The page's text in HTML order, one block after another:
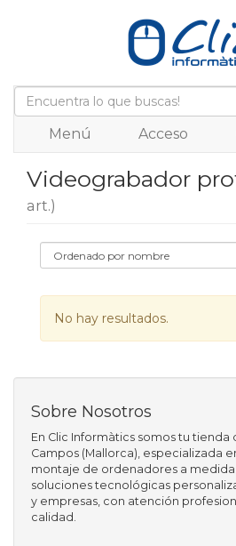
Menú Acceso
Videograbador
art.)
No hay resultados.
Sobre Nosotros
En Clic Informàtics somos tu
Campos (Mallorca), especializada
montaje de ordenadores a
soluciones tecnológicas
y empresas, con atención
calidad.